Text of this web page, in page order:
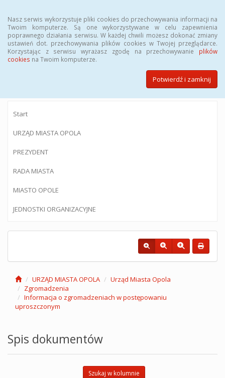
Nasz serwis wykorzystuje pliki cookies do przechowywania informacji na
Twoim komputerze. Są one wykorzystywane w celu zapewnienia
poprawnego działania serwisu. W każdej chwili możesz dokonać zmiany
ustawień dot. przechowywania plików cookies w Twojej przeglądarce.
Korzystając z serwisu wyrażasz zgodę na przechowywanie plików
cookies na Twoim komputerze.
Potwierdź i zamknij
BIULETYN INFORMACJI PUBLICZNEJ
Urzędu Miasta Opola
Start
URZĄD MIASTA OPOLA
PREZYDENT
RADA MIASTA
MIASTO OPOLE
JEDNOSTKI ORGANIZACYJNE
URZĄD MIASTA OPOLA
Urząd Miasta Opola
Zgromadzenia
Informacja o zgromadzeniach w postępowaniu
uproszczonym
Spis dokumentów
Szukaj w kolumnie